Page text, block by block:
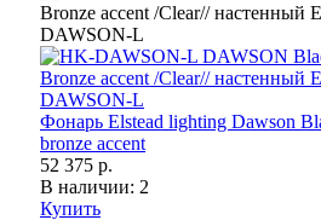
Фонарь Elstead lighting Dawson
bronze accent
52 375 р.
В наличии: 2
Купить